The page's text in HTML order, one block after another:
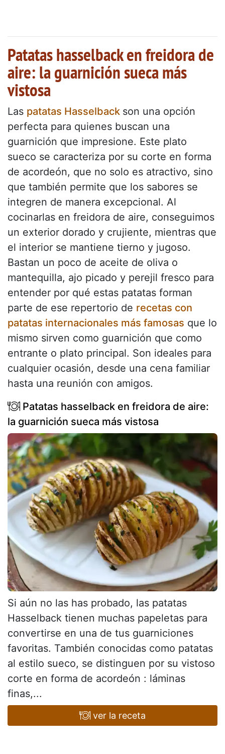
Patatas hasselback en freidora de
aire: la guarnición sueca más
vistosa
Las patatas Hasselback son una opción
perfecta para quienes buscan una
guarnición que impresione. Este plato
sueco se caracteriza por su corte en forma
de acordeón, que no solo es atractivo, sino
que también permite que los sabores se
integren de manera excepcional. Al
cocinarlas en freidora de aire, conseguimos
un exterior dorado y crujiente, mientras que
el interior se mantiene tierno y jugoso.
Bastan un poco de aceite de oliva o
mantequilla, ajo picado y perejil fresco para
entender por qué estas patatas forman
parte de ese repertorio de recetas con
patatas internacionales más famosas que lo
mismo sirven como guarnición que como
entrante o plato principal. Son ideales para
cualquier ocasión, desde una cena familiar
hasta una reunión con amigos.
Patatas hasselback en freidora de aire:
la guarnición sueca más vistosa
Si aún no las has probado, las patatas
Hasselback tienen muchas papeletas para
convertirse en una de tus guarniciones
favoritas. También conocidas como patatas
al estilo sueco, se distinguen por su vistoso
corte en forma de acordeón : láminas
finas,...
ver la receta